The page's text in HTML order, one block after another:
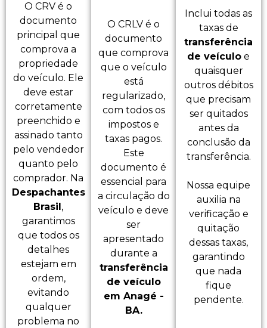
O CRV é o
documento
principal que
comprova a
propriedade
do veículo. Ele
deve estar
corretamente
preenchido e
assinado tanto
pelo vendedor
quanto pelo
comprador. Na
Despachantes
Brasil ,
garantimos
que todos os
detalhes
estejam em
ordem,
evitando
qualquer
problema no
O CRLV é o
documento
que comprova
que o veículo
está
regularizado,
com todos os
impostos e
taxas pagos.
Este
documento é
essencial para
a circulação do
veículo e deve
ser
apresentado
durante a
transferência
de veículo
em Anagé -
BA.
Inclui todas as
taxas de
transferência
de veículo e
quaisquer
outros débitos
que precisam
ser quitados
antes da
conclusão da
transferência.
Nossa equipe
auxilia na
verificação e
quitação
dessas taxas,
garantindo
que nada
fique
pendente.